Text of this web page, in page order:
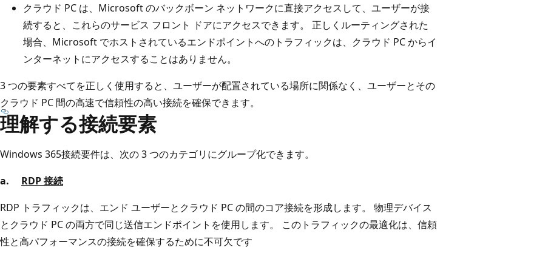
クラウド PC は、Microsoft のバックボーン ネットワークに直接アクセスして、ユーザーが接
続すると、これらのサービス フロント ドアにアクセスできます。 正しくルーティングされた
場合、Microsoft でホストされているエンドポイントへのトラフィックは、クラウド PC からイ
ンターネットにアクセスすることはありません。
3 つの要素すべてを正しく使用すると、ユーザーが配置されている場所に関係なく、ユーザーとその
クラウド PC 間の高速で信頼性の高い接続を確保できます。
理解する接続要素
Windows 365接続要件は、次の 3 つのカテゴリにグループ化できます。
a. RDP 接続
RDP トラフィックは、エンド ユーザーとクラウド PC の間のコア接続を形成します。 物理デバイス
とクラウド PC の両方で同じ送信エンドポイントを使用します。 このトラフィックの最適化は、信頼
性と高パフォーマンスの接続を確保するために不可欠です